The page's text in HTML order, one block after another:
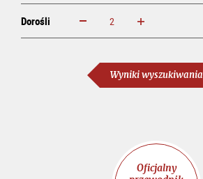
Dorośli powiększ zmniejsz
Wyniki wyszukiwania
Oficjalny